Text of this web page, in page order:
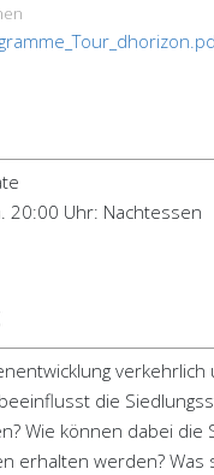
20:00 Uhr: Nachtessen
verkehrlich
die
Wie können dabei die
erhalten werden? Was